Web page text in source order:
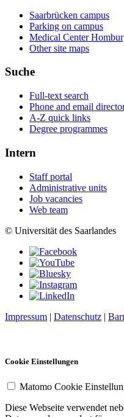
Saarbrücken campus
Parking on campus
Medical Center
Other site maps
Suche
Full-text search
Phone and email
A-Z quick links
Degree programmes
Intern
Staff portal
Administrative units
Job vacancies
Web team
© Universität des Saarlandes
Impressum | Datenschutz |
Cookie Einstellungen
Matomo Cookie
Diese Webseite verwendet